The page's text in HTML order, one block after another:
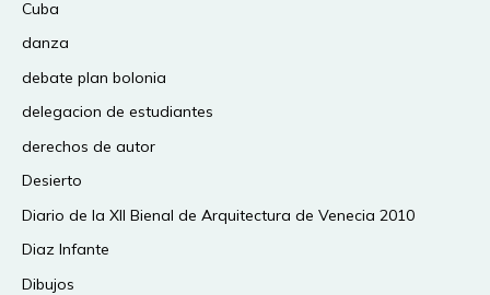
Cuba
danza
debate plan bolonia
delegacion de estudiantes
derechos de autor
Desierto
Diario de la XII Bienal de Arquitectura de Venecia 2010
Diaz Infante
Dibujos